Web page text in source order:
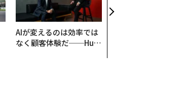
AIが変えるのは効率では
なく顧客体験だ──Hub
×PwC】